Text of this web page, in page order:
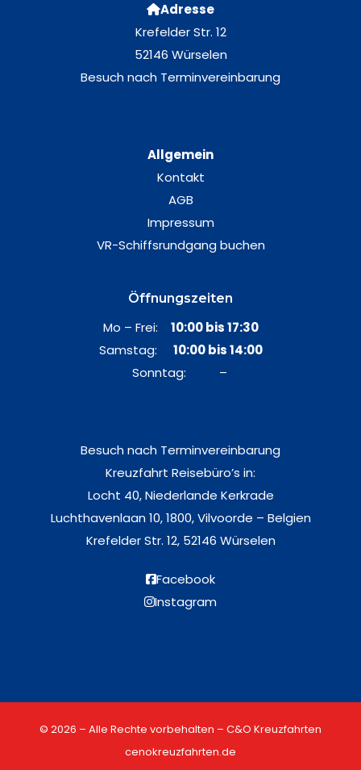
Adresse
Krefelder Str. 12
52146 Würselen
Besuch nach Terminvereinbarung
Allgemein
Kontakt
AGB
Impressum
VR-Schiffsrundgang buchen
Öffnungszeiten
Mo – Frei: 10:00 bis 17:30
Samstag: 10:00 bis 14:00
Sonntag: –
Besuch nach Terminvereinbarung
Kreuzfahrt Reisebüro’s in:
Locht 40, Niederlande Kerkrade
Luchthavenlaan 10, 1800, Vilvoorde – Belgien
Krefelder Str. 12, 52146 Würselen
Facebook
Instagram
© 2026 – Alle Rechte vorbehalten – C&O Kreuzfahrten
cenokreuzfahrten.de